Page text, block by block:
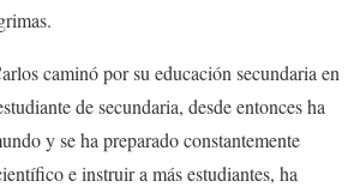
caminó por su educación secundaria en
de secundaria, desde entonces ha
y se ha preparado constantemente
e instruir a más estudiantes, ha